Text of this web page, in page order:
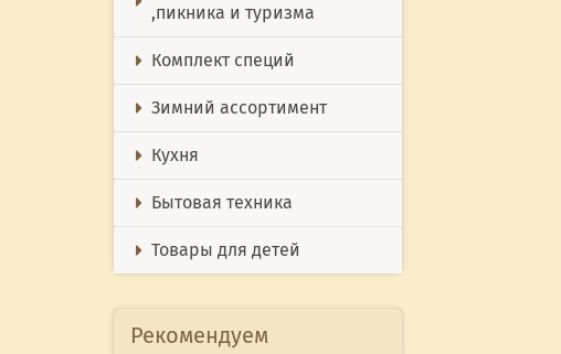
,пикника и туризма
Комплект специй
Зимний ассортимент
Кухня
Бытовая техника
Товары для детей
Рекомендуем